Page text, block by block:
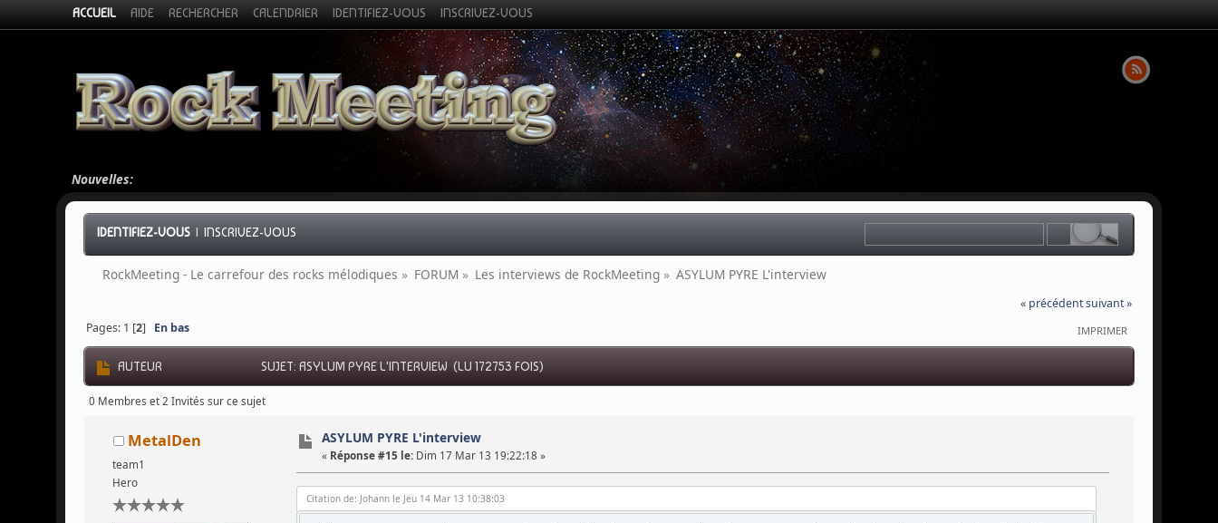
ACCUEIL AIDE RECHERCHER CALENDRIER IDENTIFIEZ-VOUS INSCRIVEZ-VOUS
Nouvelles:
IDENTIFIEZ-VOUS |INSCRIVEZ-VOUS
RockMeeting - Le carrefour des rocks mélodiques » FORUM » Les interviews de RockMeeting » ASYLUM PYRE L'interview
« précédentsuivant »
IMPRIMER
Pages: 1 [2] En bas
AUTEUR SUJET: ASYLUM PYRE L'INTERVIEW (LU 172753 FOIS)
0 Membres et 2 Invités sur ce sujet
MetalDen
team1
Hero
ASYLUM PYRE L'interview
« Réponse #15 le: Dim 17 Mar 13 19:22:18 »
Citation de: Johann le Jeu 14 Mar 13 10:38:03